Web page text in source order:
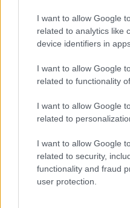
I want to allow Google
related to analytics like
device identifiers in
I want to allow Google
related to functionality
I want to allow Google
related to
I want to allow Google
related to security,
functionality and fraud
user protection.
Menú semanal
julio
Famosos apoyan a la